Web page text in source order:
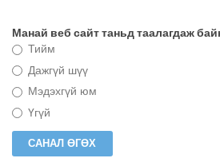
Манай веб сайт таньд таалагдаж
Тийм
Дажгүй шүү
Мэдэхгүй юм
Үгүй